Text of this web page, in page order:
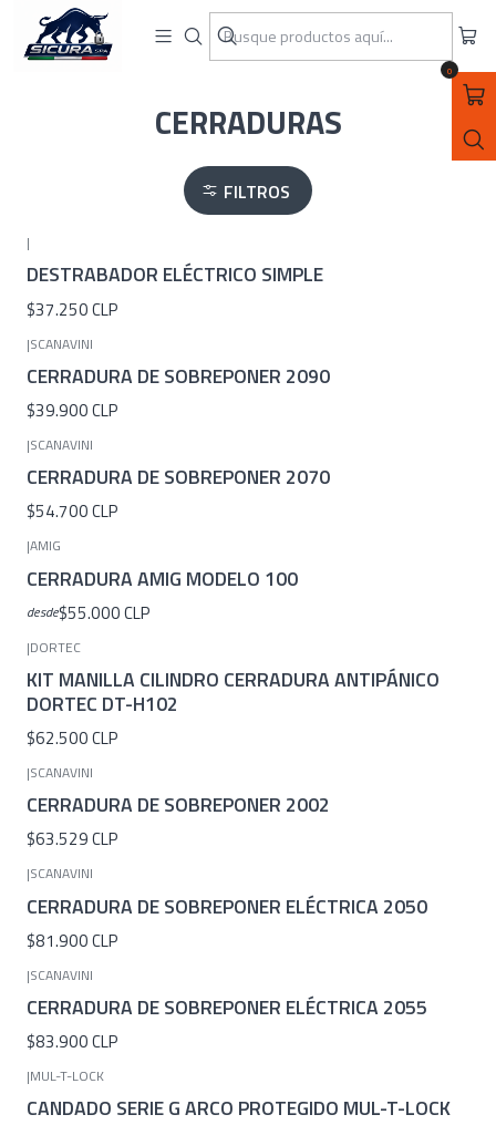
0
ASEGURATE CON SICURA SPA
Inicio
CERRADURAS
CERRADURAS
FILTROS
|
DESTRABADOR ELÉCTRICO SIMPLE
$37.250 CLP
|SCANAVINI
CERRADURA DE SOBREPONER 2090
$39.900 CLP
|SCANAVINI
CERRADURA DE SOBREPONER 2070
$54.700 CLP
|AMIG
CERRADURA AMIG MODELO 100
desde$55.000 CLP
|DORTEC
KIT MANILLA CILINDRO CERRADURA ANTIPÁNICO
DORTEC DT-H102
$62.500 CLP
|SCANAVINI
CERRADURA DE SOBREPONER 2002
$63.529 CLP
|SCANAVINI
CERRADURA DE SOBREPONER ELÉCTRICA 2050
$81.900 CLP
|SCANAVINI
CERRADURA DE SOBREPONER ELÉCTRICA 2055
$83.900 CLP
|MUL-T-LOCK
CANDADO SERIE G ARCO PROTEGIDO MUL-T-LOCK